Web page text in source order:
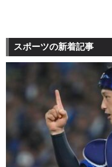
スポーツの新着記事